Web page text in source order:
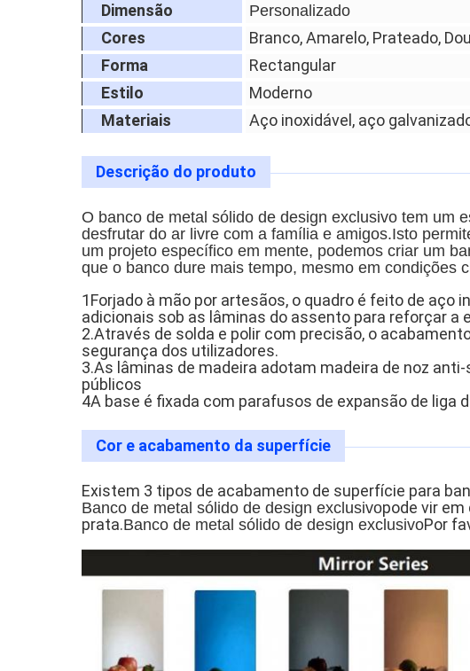
Dimensão
Personalizado
Cores
Branco, Amarelo, Prateado,
Forma
Rectangular
Estilo
Moderno
Materiais
Aço inoxidável, aço
Descrição do produto
O banco de metal sólido de design exclusivo tem um
desfrutar do ar livre com a família e amigos.Isto
um projeto específico em mente, podemos criar um
que o banco dure mais tempo, mesmo em condições
1Forjado à mão por artesãos, o quadro é feito de
adicionais sob as lâminas do assento para reforçar a
2.Através de solda e polir com precisão, o
segurança dos utilizadores.
3.As lâminas de madeira adotam madeira de noz
públicos
4A base é fixada com parafusos de expansão de liga
Cor e acabamento da superfície
Existem 3 tipos de acabamento de superfície para
Banco de metal sólido de design exclusivopode vir
prata.Banco de metal sólido de design exclusivoPor